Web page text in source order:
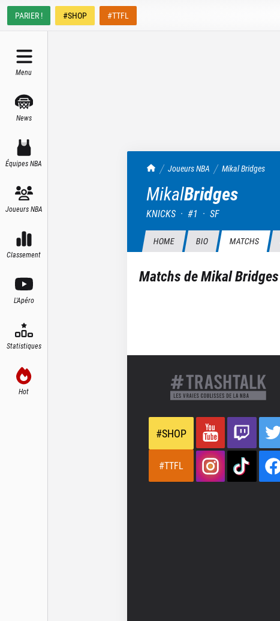
PARIER ! #SHOP #TTFL
Menu
News
Équipes NBA
Joueurs NBA
Classement
L'Apéro
Statistiques
Hot
TrashTalk Actu NBA
Joueurs NBA MikalBridges
MikalBridges
KNICKS · #1 · SF
HOME BIO MATCHS
Matchs deMikal Bridges
#SHOP
#TTFL